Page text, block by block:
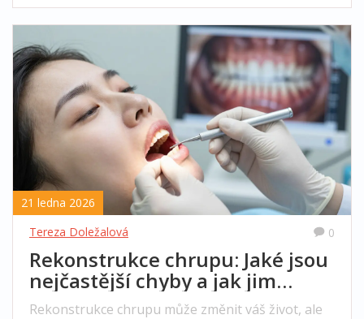
21 ledna 2026
Tereza Doležalová
0
Rekonstrukce chrupu: Jaké jsou
nejčastější chyby a jak jim
předcházet
Rekonstrukce chrupu může změnit váš život, ale